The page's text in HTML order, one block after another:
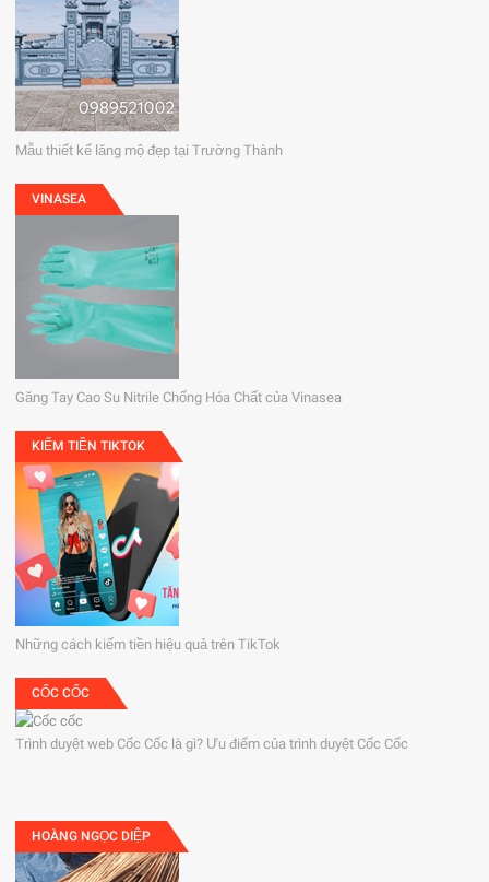
Mẫu thiết kế lăng mộ đẹp tại Trường Thành
VINASEA
Găng Tay Cao Su Nitrile Chống Hóa Chất của Vinasea
KIẾM TIỀN TIKTOK
Những cách kiếm tiền hiệu quả trên TikTok
CỐC CỐC
Trình duyệt web Cốc Cốc là gì? Ưu điểm của trình duyệt Cốc Cốc
HOÀNG NGỌC DIỆP